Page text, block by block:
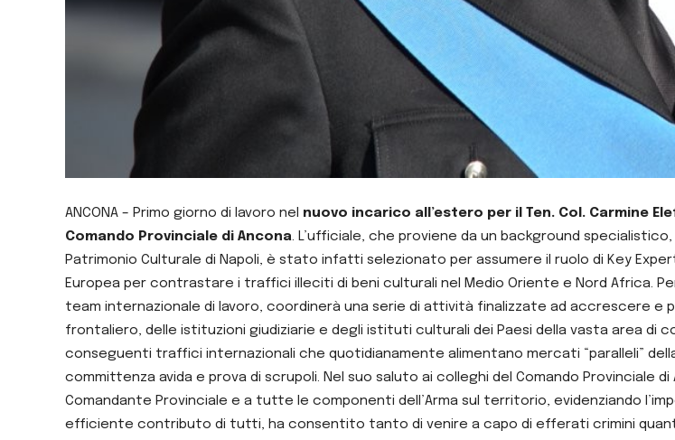
ANCONA – Primo giorno di lavoro nel nuovo incarico all’estero per il Ten. Col. Carmine
Comando Provinciale di Ancona. L’ufficiale, che proviene da un background
Patrimonio Culturale di Napoli, è stato infatti selezionato per assumere il ruolo di Key
Europea per contrastare i traffici illeciti di beni culturali nel Medio Oriente e Nord Africa.
team internazionale di lavoro, coordinerà una serie di attività finalizzate ad accrescere e
frontaliero, delle istituzioni giudiziarie e degli istituti culturali dei Paesi della vasta area
conseguenti traffici internazionali che quotidianamente alimentano mercati “paralleli”
committenza avida e prova di scrupoli. Nel suo saluto ai colleghi del Comando Provinciale
Comandante Provinciale e a tutte le componenti dell’Arma sul territorio, evidenziando
efficiente contributo di tutti, ha consentito tanto di venire a capo di efferati crimini